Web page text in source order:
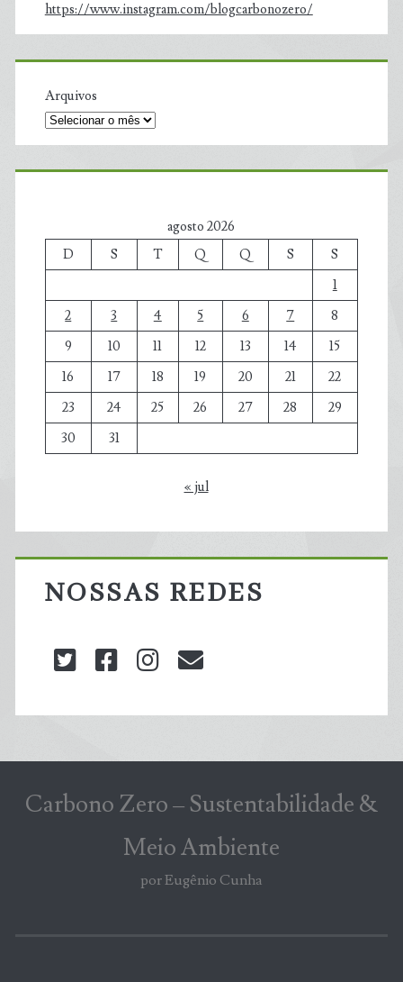
https://www.instagram.com/blogcarbonozero/
Arquivos
agosto 2026
D
S T Q Q S
S
1
2
3 4 5 6 7
8
9
10 11 12 13 14
15
16
17 18 19 20 21
22
23
24 25 26 27 28
29
30
31
« jul
NOSSAS REDES
twitterfacebookinstagram
Carbono Zero – Sustentabilidade &
Meio Ambiente
por Eugênio Cunha